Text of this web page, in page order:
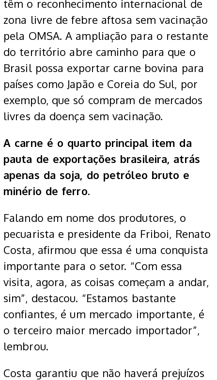
têm o reconhecimento internacional de
zona livre de febre aftosa sem vacinação
pela OMSA. A ampliação para o restante
do território abre caminho para que o
Brasil possa exportar carne bovina para
países como Japão e Coreia do Sul, por
exemplo, que só compram de mercados
livres da doença sem vacinação.
A carne é o quarto principal item da
pauta de exportações brasileira, atrás
apenas da soja, do petróleo bruto e
minério de ferro.
Falando em nome dos produtores, o
pecuarista e presidente da Friboi, Renato
Costa, afirmou que essa é uma conquista
importante para o setor. “Com essa
visita, agora, as coisas começam a andar,
sim”, destacou. “Estamos bastante
confiantes, é um mercado importante, é
o terceiro maior mercado importador”,
lembrou.
Costa garantiu que não haverá prejuízos